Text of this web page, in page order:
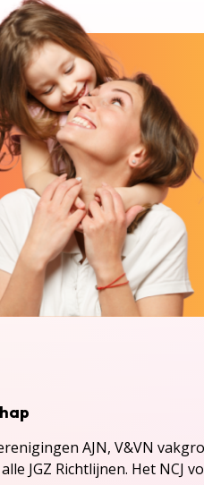
AJN, V&VN
JGZ Richtlijnen. Het NCJ